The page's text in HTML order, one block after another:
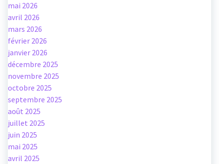
mai 2026
avril 2026
mars 2026
février 2026
janvier 2026
décembre 2025
novembre 2025
octobre 2025
septembre 2025
août 2025
juillet 2025
juin 2025
mai 2025
avril 2025